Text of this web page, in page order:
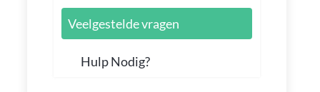
Veelgestelde vragen
Hulp Nodig?